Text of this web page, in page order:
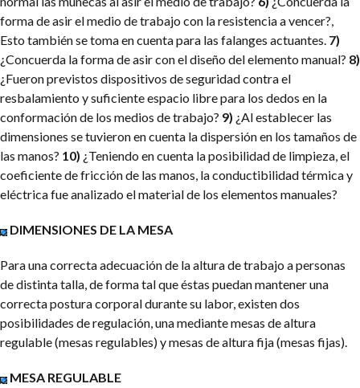
forma de asir el medio de trabajo con la resistencia a vencer?,
Esto también se toma en cuenta para las falanges actuantes. 7)
¿Concuerda la forma de asir con el diseño del elemento manual? 8)
¿Fueron previstos dispositivos de seguridad contra el
resbalamiento y suficiente espacio libre para los dedos en la
conformación de los medios de trabajo? 9) ¿Al establecer las
dimensiones se tuvieron en cuenta la dispersión en los tamaños de
las manos? 10) ¿Teniendo en cuenta la posibilidad de limpieza, el
coeficiente de fricción de las manos, la conductibilidad térmica y
eléctrica fue analizado el material de los elementos manuales?
DIMENSIONES DE LA MESA
Para una correcta adecuación de la altura de trabajo a personas
de distinta talla, de forma tal que éstas puedan mantener una
correcta postura corporal durante su labor, existen dos
posibilidades de regulación, una mediante mesas de altura
regulable (mesas regulables) y mesas de altura fija (mesas fijas).
MESA REGULABLE